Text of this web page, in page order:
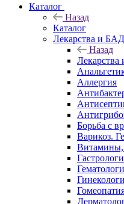
Каталог
Назад
Каталог
Лекарства и
Назад
Аллергия
Борьба с
Варикоз.
Витамины,